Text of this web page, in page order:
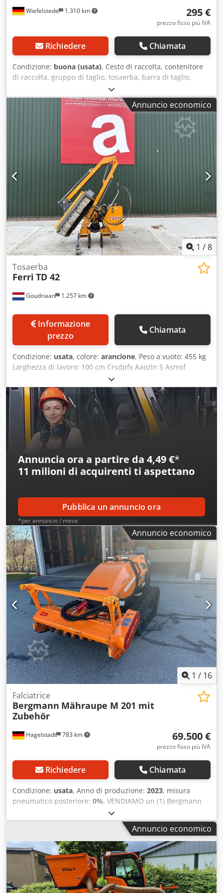
Wiefelstede 1.310 km 295 €
prezzo fisso più IVA
Richiedere Chiamata
Condizione: buona (usata), Cesto di raccolta, contenitore
di raccolta, gruppo di taglio, tosaerba, barra di taglio,
tosaerba a dischi - senza ventilatore - per scarico laterale
Csdpsb Ig Uusfx Aamsrf - dimensioni: 1500/800/H1400 mm
Annuncio economico
1 /8
Goudriaan 1.257 km
Tosaerba
Ferri TD 42
prezzo
Chiamata
Condizione: usata, colore: arancione, Peso a vuoto: 455 kg
Larghezza di lavoro: 100 cm Crsdpfx Aaozln S Asmsf
Annuncia ora a partire da 4,49 €*
11 milioni di acquirenti ti aspettano
Pubblica un annuncio ora
*per annuncio / mese
Annuncio economico
1 / 16
Hagelstadt 783 km
Falciatrice
Bergmann Mähraupe M 201 mit
Zubehör
69.500 €
prezzo fisso più IVA
Richiedere Chiamata
Condizione: usata, Anno di produzione: 2023, misura
pneumatico posteriore: 0%, VENDIAMO un (1) Bergmann
Raupe M 201 usato, anno di costruzione 2023, con circa
155 ore di lavoro. Dotazione: robot radiocomandato,
portata utile 500 kg, peso a vuoto 1200 kg, forza di
sollevamento 6000 N, altezza 1287 mm, lunghezza 2087
mm, larghezza 1350 mm, cingoli in gomma larghi 2800
mm, profilo inclinato per stabilità su pendio, funzione di
autopulizia, motore diesel Hatz 3 cilindri raffreddato ad
acqua, potenza 42 kW a 2800 giri/min, ventola radiatore
Annuncio economico